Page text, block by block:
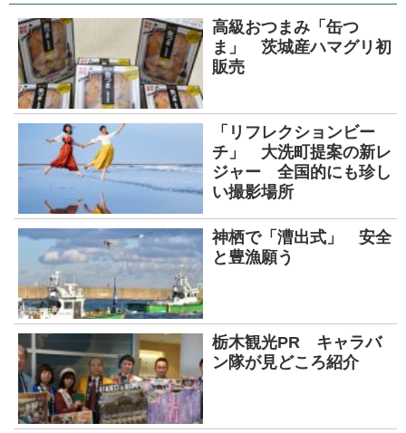
高級おつまみ「缶つ
ま」 茨城産ハマグリ初
販売
「リフレクションビー
チ」 大洗町提案の新レ
ジャー 全国的にも珍し
い撮影場所
神栖で「漕出式」 安全
と豊漁願う
栃木観光PR キャラバ
ン隊が見どころ紹介